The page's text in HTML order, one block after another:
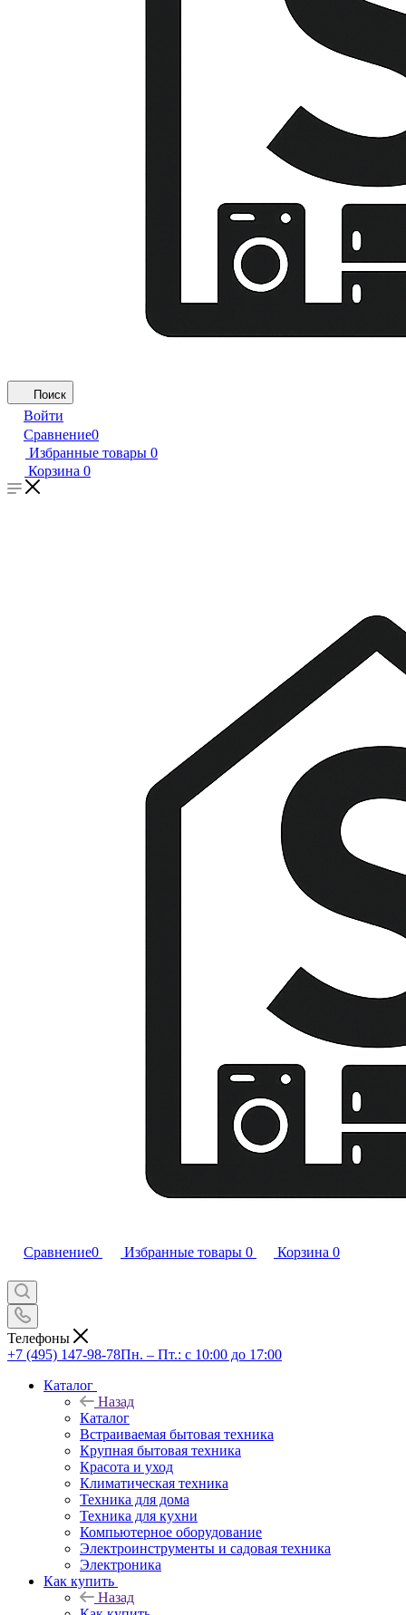
Поиск
Войти
Сравнение0
Избранные товары 0
Корзина 0
Сравнение0 Избранные товары 0 Корзина 0
Телефоны
+7 (495) 147-98-78Пн. – Пт.: с 10:00 до 17:00
Каталог
Назад
Каталог
Встраиваемая бытовая техника
Крупная бытовая техника
Красота и уход
Климатическая техника
Техника для дома
Техника для кухни
Компьютерное оборудование
Электроинструменты и садовая техника
Электроника
Как купить
Назад